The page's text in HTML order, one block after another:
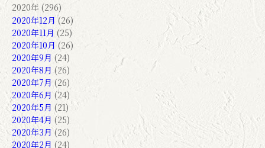
2020年 (296)
2020年12月 (26)
2020年11月 (25)
2020年10月 (26)
2020年9月 (24)
2020年8月 (26)
2020年7月 (26)
2020年6月 (24)
2020年5月 (21)
2020年4月 (25)
2020年3月(26)
2020年2月 (24)